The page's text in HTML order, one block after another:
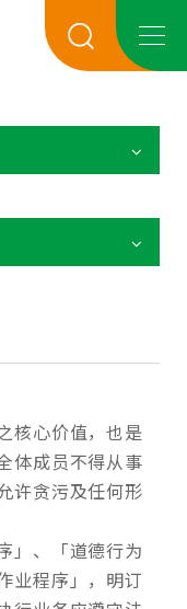
核心价值，也是
体成员不得从事
许贪污及任何形
」、「道德行为
业程序」，明订